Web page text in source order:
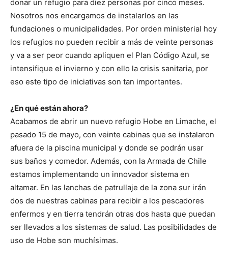
donar un refugio para diez personas por cinco meses.
Nosotros nos encargamos de instalarlos en las
fundaciones o municipalidades. Por orden ministerial hoy
los refugios no pueden recibir a más de veinte personas
y va a ser peor cuando apliquen el Plan Código Azul, se
intensifique el invierno y con ello la crisis sanitaria, por
eso este tipo de iniciativas son tan importantes.
¿En qué están ahora?
Acabamos de abrir un nuevo refugio Hobe en Limache, el
pasado 15 de mayo, con veinte cabinas que se instalaron
afuera de la piscina municipal y donde se podrán usar
sus baños y comedor. Además, con la Armada de Chile
estamos implementando un innovador sistema en
altamar. En las lanchas de patrullaje de la zona sur irán
dos de nuestras cabinas para recibir a los pescadores
enfermos y en tierra tendrán otras dos hasta que puedan
ser llevados a los sistemas de salud. Las posibilidades de
uso de Hobe son muchísimas.